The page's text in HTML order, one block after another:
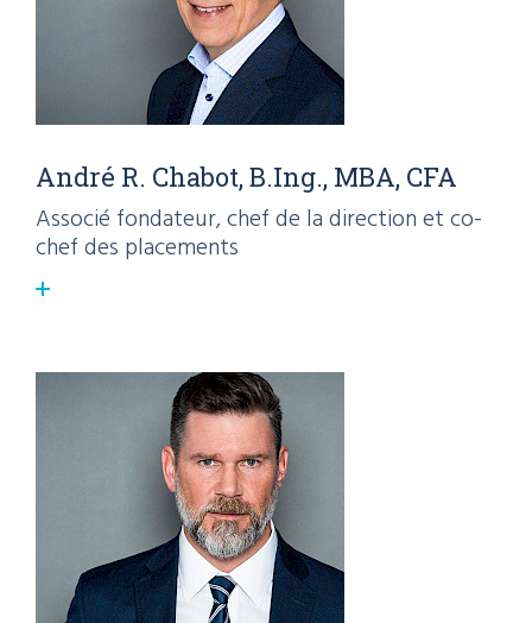
André R. Chabot, B.Ing., MBA, CFA
Associé fondateur, chef de la direction et co-
chef des placements